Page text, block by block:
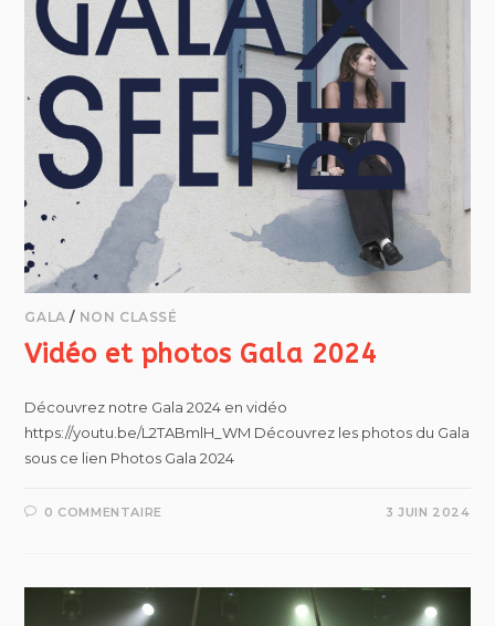
GALA / NON CLASSÉ
Vidéo et photos Gala 2024
Découvrez notre Gala 2024 en vidéo
https://youtu.be/L2TABmlH_WM Découvrez les photos du Gala
sous ce lien Photos Gala 2024
0 COMMENTAIRE 3 JUIN 2024